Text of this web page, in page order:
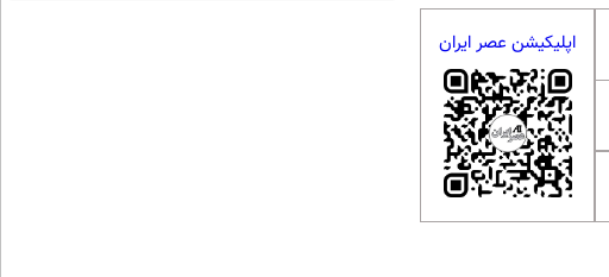
اپلیکیشن عصر ایران